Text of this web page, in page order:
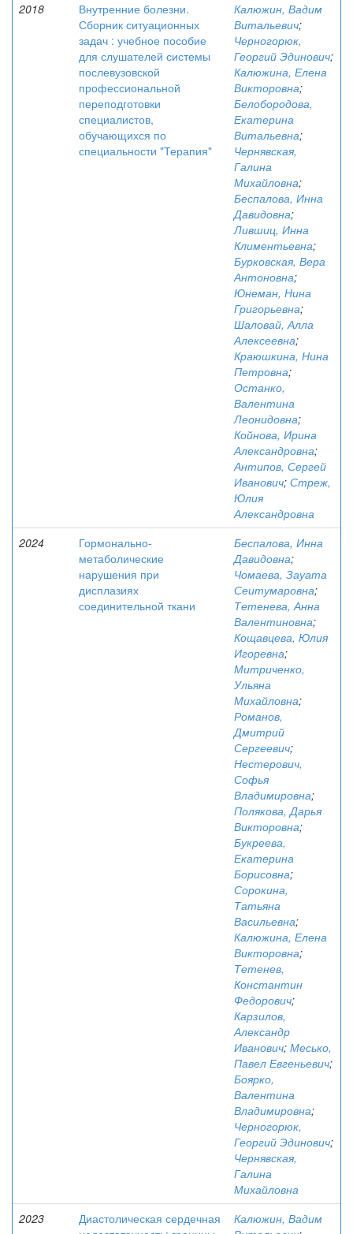
2018
Внутренние болезни.
Сборник ситуационных
задач : учебное пособие
для слушателей системы
послевузовской
профессиональной
переподготовки
специалистов,
обучающихся по
специальности "Терапия"
Калюжин, Вадим
Витальевич;
Черногорюк,
Георгий Эдинович;
Калюжина, Елена
Викторовна;
Белобородова,
Екатерина
Витальевна;
Чернявская,
Галина
Михайловна;
Беспалова, Инна
Давидовна;
Лившиц, Инна
Климентьевна;
Бурковская, Вера
Антоновна;
Юнеман, Нина
Григорьевна;
Шаловай, Алла
Алексеевна;
Краюшкина, Нина
Петровна;
Останко,
Валентина
Леонидовна;
Койнова, Ирина
Александровна;
Антипов, Сергей
Иванович; Стреж,
Юлия
Александровна
2024
Гормонально-
метаболические
нарушения при
дисплазиях
соединительной ткани
Беспалова, Инна
Давидовна;
Чомаева, Зауата
Сеитумаровна;
Тетенева, Анна
Валентиновна;
Кощавцева, Юлия
Игоревна;
Митриченко,
Ульяна
Михайловна;
Романов,
Дмитрий
Сергеевич;
Нестерович,
Софья
Владимировна;
Полякова, Дарья
Викторовна;
Букреева,
Екатерина
Борисовна;
Сорокина,
Татьяна
Васильевна;
Калюжина, Елена
Викторовна;
Тетенев,
Константин
Федорович;
Карзилов,
Александр
Иванович; Месько,
Павел Евгеньевич;
Боярко,
Валентина
Владимировна;
Черногорюк,
Георгий Эдинович;
Чернявская,
Галина
Михайловна
2023
Диастолическая сердечная
Калюжин, Вадим